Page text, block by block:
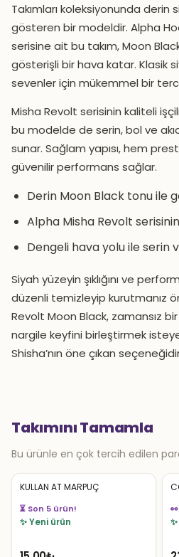
Takımları koleksiyonunda
gösteren bir modeldir. Alpha
serisine ait bu takım, Moon
gösterişli bir hava katar. Klasik
sevenler için mükemmel bir
Misha Revolt serisinin kaliteli
bu modelde de serin, bol ve
sunar. Sağlam yapısı, hem
güvenilir performans sağlar.
Derin Moon Black tonu ile
Alpha Misha Revolt
Dengeli hava yolu ile serin
Siyah yüzeyin şıklığını ve
düzenli temizleyip kurutmanız
Revolt Moon Black, zamansız
nargile keyfini birleştirmek
Shisha’nın öne çıkan
Takımını Tamamla
Bu ürünle en çok tercih edilen
KULLAN AT MARPUÇ
⏳ Son 5 ürün!
✨ Yeni ürün